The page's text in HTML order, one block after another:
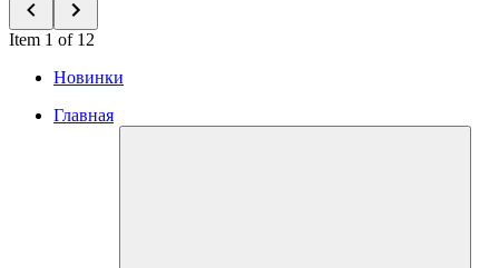
Item 1 of 12
Новинки
Главная